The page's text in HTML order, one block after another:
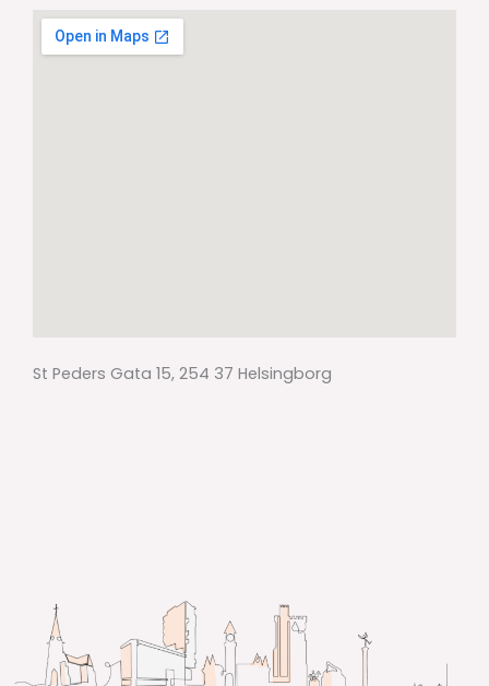
St Peders Gata 15, 254 37 Helsingborg